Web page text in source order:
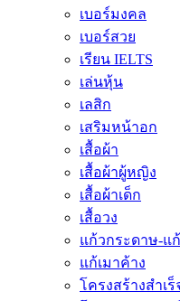
เบอร์มงคล
เบอร์สวย
เรียน IELTS
เล่นหุ้น
เลสิก
เสริมหน้าอก
เสื้อผ้า
เสื้อผ้าผู้หญิง
เสื้อผ้าเด็ก
เสื้อวง
แก้วกระดาษ-แ
แก้เมาค้าง
โครงสร้างสำเร็